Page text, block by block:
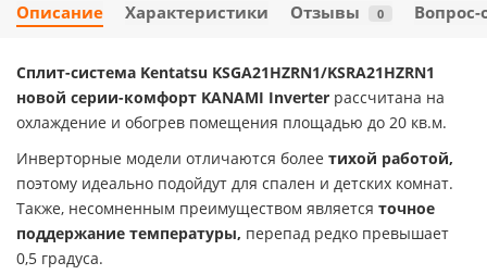
Описание Характеристики Отзывы 0 Вопрос-
Сплит-система Kentatsu KSGA21HZRN1/KSRA21HZRN1
новой серии-комфорт KANAMI Inverter рассчитана на
охлаждение и обогрев помещения площадью до 20 кв.м.
Инверторные модели отличаются более тихой работой,
поэтому идеально подойдут для спален и детских комнат.
Также, несомненным преимуществом является точное
поддержание температуры, перепад редко превышает
0,5 градуса.